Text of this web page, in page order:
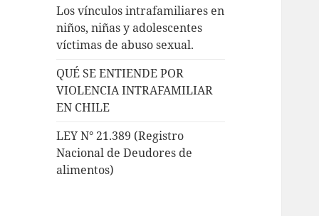
Los vínculos intrafamiliares en
niños, niñas y adolescentes
víctimas de abuso sexual.
QUÉ SE ENTIENDE POR
VIOLENCIA INTRAFAMILIAR
EN CHILE
LEY N° 21.389 (Registro
Nacional de Deudores de
alimentos)